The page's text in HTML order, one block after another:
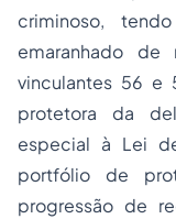
criminoso,
emaranhado de
vinculantes 56 e
protetora da
especial à Lei
portfólio de
progressão de